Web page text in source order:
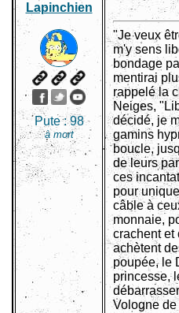
Lapinchien
Pute :98
à mort
"Je veux
m'y sens
bondage
mentirai
rappelé la
Neiges,
décidé, je
gamins
boucle,
de leurs
ces
pour
câble à
monnaie,
crachent et
achètent
poupée, le
princesse,
Vologne